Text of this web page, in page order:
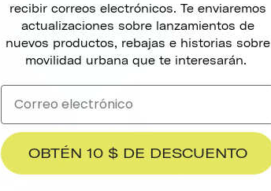
recibir correos electrónicos. Te enviaremos
actualizaciones sobre lanzamientos de
nuevos productos, rebajas e historias sobre
movilidad urbana que te interesarán.
OBTÉN 10 $ DE DESCUENTO